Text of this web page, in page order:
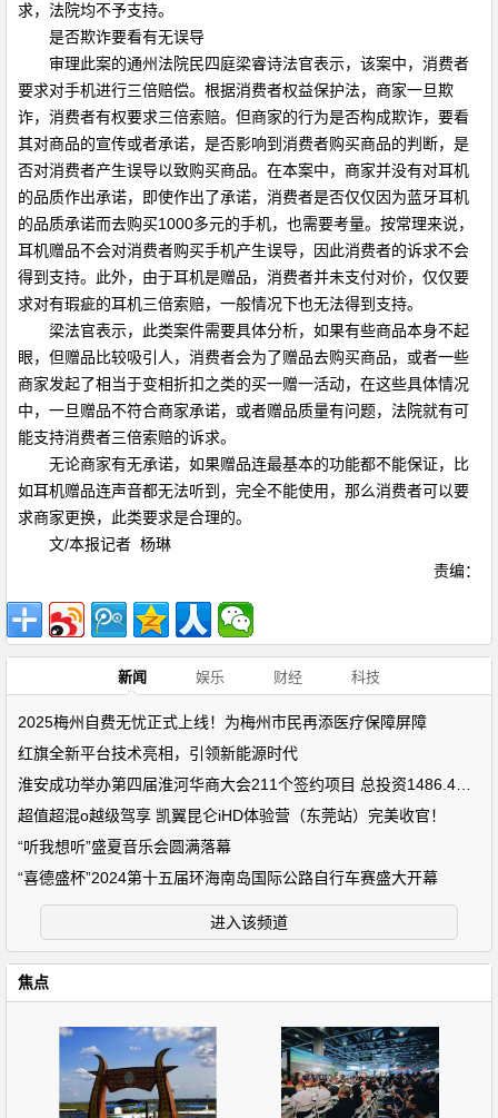
求，法院均不予支持。
是否欺诈要看有无误导
审理此案的通州法院民四庭梁睿诗法官表示，该案中，消费者
要求对手机进行三倍赔偿。根据消费者权益保护法，商家一旦欺
诈，消费者有权要求三倍索赔。但商家的行为是否构成欺诈，要看
其对商品的宣传或者承诺，是否影响到消费者购买商品的判断，是
否对消费者产生误导以致购买商品。在本案中，商家并没有对耳机
的品质作出承诺，即使作出了承诺，消费者是否仅仅因为蓝牙耳机
的品质承诺而去购买1000多元的手机，也需要考量。按常理来说，
耳机赠品不会对消费者购买手机产生误导，因此消费者的诉求不会
得到支持。此外，由于耳机是赠品，消费者并未支付对价，仅仅要
求对有瑕疵的耳机三倍索赔，一般情况下也无法得到支持。
梁法官表示，此类案件需要具体分析，如果有些商品本身不起
眼，但赠品比较吸引人，消费者会为了赠品去购买商品，或者一些
商家发起了相当于变相折扣之类的买一赠一活动，在这些具体情况
中，一旦赠品不符合商家承诺，或者赠品质量有问题，法院就有可
能支持消费者三倍索赔的诉求。
无论商家有无承诺，如果赠品连最基本的功能都不能保证，比
如耳机赠品连声音都无法听到，完全不能使用，那么消费者可以要
求商家更换，此类要求是合理的。
文/本报记者 杨琳
责编：
新闻 娱乐 财经 科技
2025梅州自费无忧正式上线！为梅州市民再添医疗保障屏障
红旗全新平台技术亮相，引领新能源时代
超值超混o越级驾享 凯翼昆仑iHD体验营（东莞站）完美收官！
“听我想听”盛夏音乐会圆满落幕
“喜德盛杯”2024第十五届环海南岛国际公路自行车赛盛大开幕
进入该频道
焦点